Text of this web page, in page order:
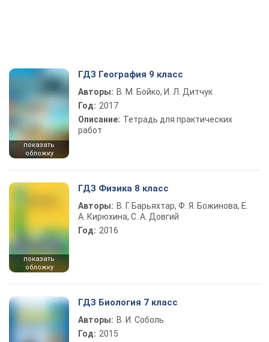
показать
обложку
ГДЗ География 9 класс
Авторы: В. М. Бойко, И. Л. Дитчук
Год: 2017
Описание: Тетрадь для практических
работ
показать
обложку
ГДЗ Физика 8 класс
Авторы: В. Г. Барьяхтар, Ф. Я. Божинова, Е.
А. Кирюхина, С. А. Довгий
Год: 2016
ГДЗ Биология 7 класс
Авторы: В. И. Соболь
Год: 2015